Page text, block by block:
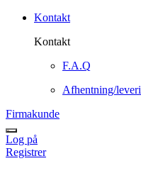
Kontakt
Kontakt
F.A.Q
Afhentning/
Firmakunde
Log på
Registrer